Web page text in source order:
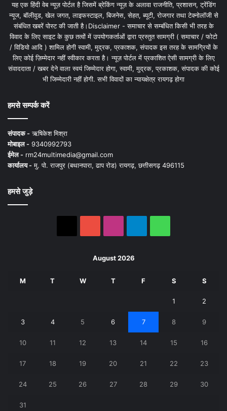
यह एक हिंदी वेब न्यूज़ पोर्टल है जिसमें ब्रेकिंग न्यूज़ के अलावा राजनीति, प्रशासन, ट्रेंडिंग
न्यूज, बॉलीवुड, खेल जगत, लाइफस्टाइल, बिजनेस, सेहत, ब्यूटी, रोजगार तथा टेक्नोलॉजी से
संबंधित खबरें पोस्ट की जाती है।Disclaimer - समाचार से सम्बंधित किसी भी तरह के
विवाद के लिए साइट के कुछ तत्वों में उपयोगकर्ताओं द्वारा प्रस्तुत सामग्री ( समाचार / फोटो
/ विडियो आदि ) शामिल होगी स्वामी, मुद्रक, प्रकाशक, संपादक इस तरह के सामग्रियों के
लिए कोई ज़िम्मेदार नहीं स्वीकार करता है। न्यूज़ पोर्टल में प्रकाशित ऐसी सामग्री के लिए
संवाददाता / खबर देने वाला स्वयं जिम्मेदार होगा, स्वामी, मुद्रक, प्रकाशक, संपादक की कोई
भी जिम्मेदारी नहीं होगी. सभी विवादों का न्यायक्षेत्र रायगढ़ होगा
हमसे सम्पर्क करें
संपादक -ऋषिकेश मिश्रा
मोबाइल - 9340992793
ईमेल - rm24multimedia@gmail.com
कार्यालय -मु. पो. राजपुर (बथानपारा, ढाप रोड) रायगढ़, छत्तीसगढ़ 496115
हमसे जुड़े
August 2026
M T W T F S S
1 2
3 4 5 6 7 8 9
10 11 12 13 14 15 16
17 18 19 20 21 22 23
24 25 26 27 28 29 30
31